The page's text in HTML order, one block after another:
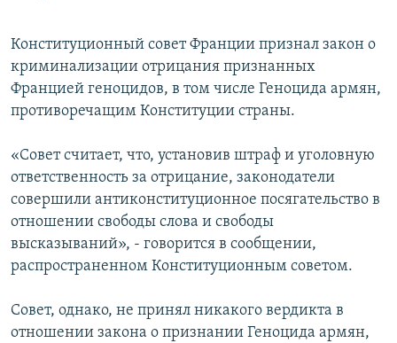
Конституционный совет Франции признал закон о
криминализации отрицания признанных
Францией геноцидов, в том числе Геноцида армян,
противоречащим Конституции страны.
«Совет считает, что, установив штраф и уголовную
ответственность за отрицание, законодатели
совершили антиконституционное посягательство в
отношении свободы слова и свободы
высказываний», - говорится в сообщении,
распространенном Конституционным советом.
Совет, однако, не принял никакого вердикта в
отношении закона о признании Геноцида армян,